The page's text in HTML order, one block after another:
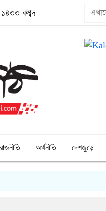
বঙ্গাব্দ
রাজনীতি অর্থনীতি দেশজুড়ে